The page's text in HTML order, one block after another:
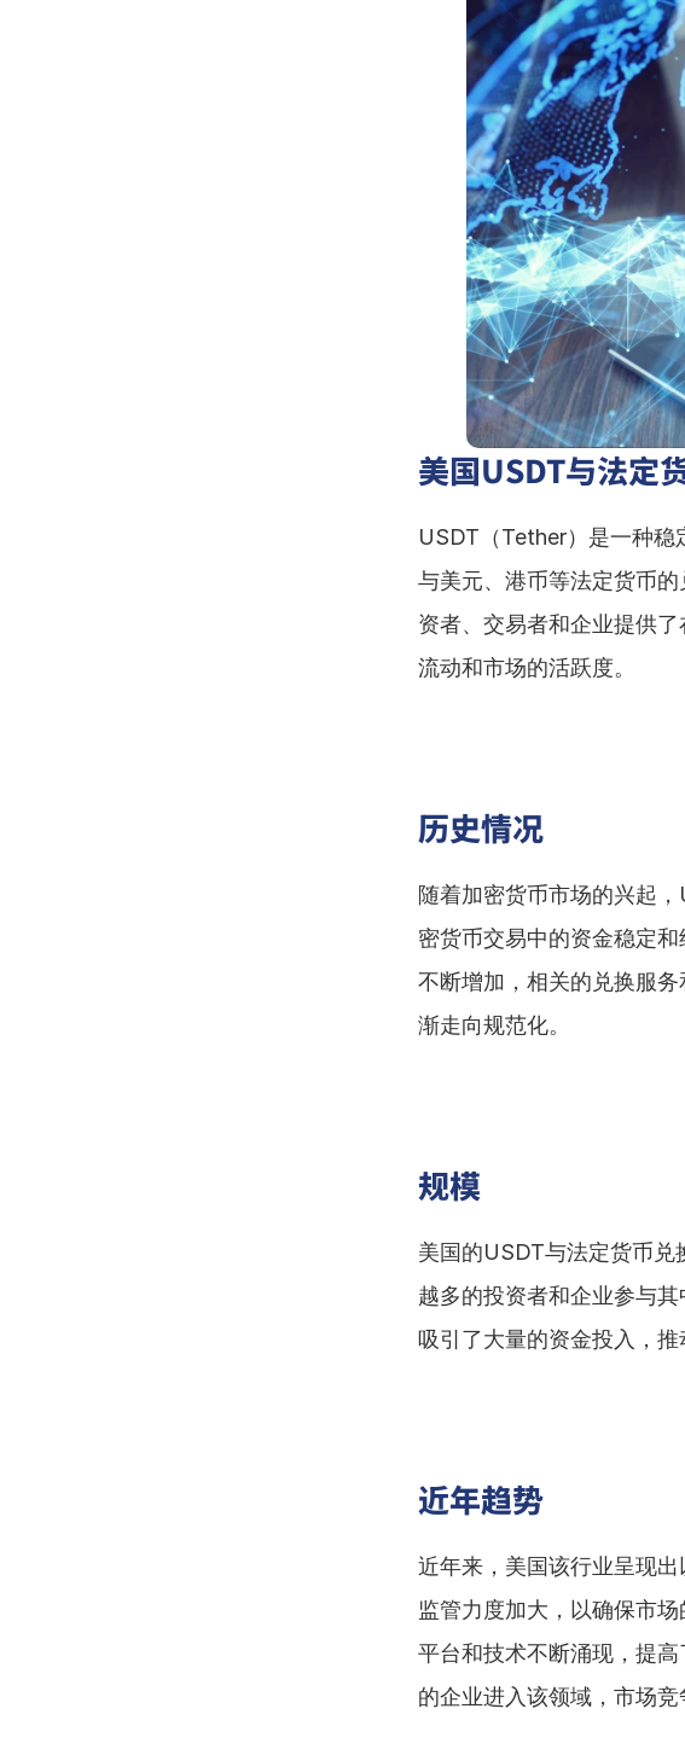
美国USDT与法定
USDT（Tether）是一种稳
与美元、港币等法定货币
资者、交易者和企业提供
流动和市场的活跃度。
历史情况
随着加密货币市场的兴起
密货币交易中的资金稳定
不断增加，相关的兑换服
渐走向规范化。
规模
美国的USDT与法定货币兑
越多的投资者和企业参与
吸引了大量的资金投入，推
近年趋势
近年来，美国该行业呈现
监管力度加大，以确保市
平台和技术不断涌现，提
的企业进入该领域，市场竞